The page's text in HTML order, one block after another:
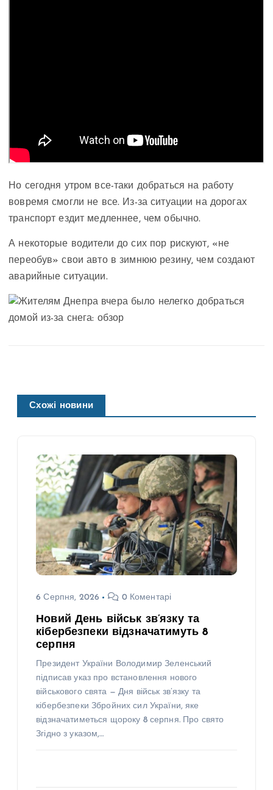
Но сегодня утром все-таки добраться на работу
вовремя смогли не все. Из-за ситуации на дорогах
транспорт ездит медленнее, чем обычно.
А некоторые водители до сих пор рискуют, «не
переобув» свои авто в зимнюю резину, чем создают
аварийные ситуации.
Схожі новини
6 Серпня, 2026 0 Коментарі
Новий День військ зв’язку та
кібербезпеки відзначатимуть 8
серпня
Президент України Володимир Зеленський
підписав указ про встановлення нового
військового свята — Дня військ зв’язку та
кібербезпеки Збройних сил України, яке
відзначатиметься щороку 8 серпня. Про свято
Згідно з указом,…